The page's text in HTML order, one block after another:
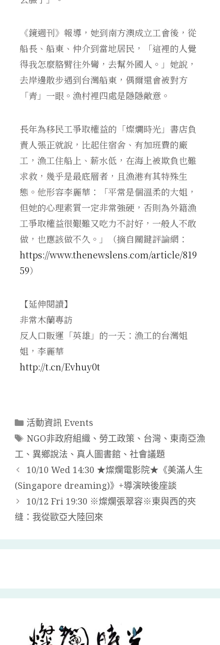
《鏡週刊》報導，她到南方澳成立工會後，從
船長、船東、仲介到當地居民，「這裡的人覺
得我怎麼胳臂往外彎，去幫外國人。」她說，
去岸邊散步遇到台灣船東，偶爾還會被對方
「青」一眼。漁村裡四處是隱隱敵意。
長年為移民工爭取權益的「燦爛時光」書店負
責人張正就說，比起住宿舍、有加班費的廠
工，漁工住船上、薪水低，在海上被欺負也難
求救，幾乎是最底層者，且漁港有其特殊生
態。他形容李麗華：「平常是個溫柔的大姐，
但她的心理素質一定非常強硬，否則為外籍漁
工爭取權益很艱難又吃力不討好，一般人不敢
做，也應該做不久。」（摘自關鍵評論網：
https://www.thenewslens.com/article/819
59）
【延伸閱讀】
非常木蘭專訪
反人口販運「英雄」的一天：漁工的台灣姐
姐，李麗華
http://t.cn/Evhuy0t
活動資訊 Events
NGO非政府組織、 勞工政策、 台灣 、 東南亞漁
工 、 異鄉說法 、 真人圖書館 、 社會議題
10/10 Wed 14:30 ★燦爛電影院★《美滿人生
(Singapore dreaming)》+導演映後座談
10/12 Fri 19:30 ※燦爛張翠容※東與西的夾
缝：我從歐亞大陸回來